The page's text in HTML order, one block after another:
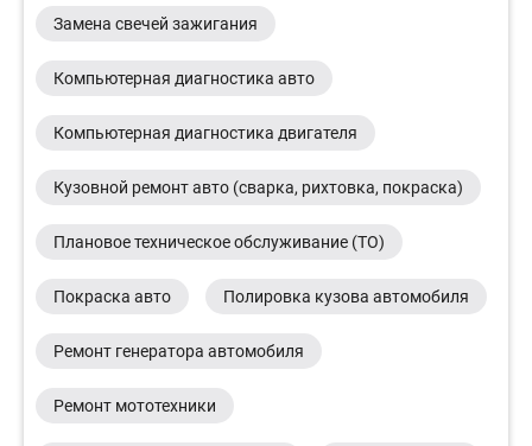
Замена свечей зажигания
Компьютерная диагностика авто
Компьютерная диагностика двигателя
Кузовной ремонт авто (сварка, рихтовка, покраска)
Плановое техническое обслуживание (ТО)
Покраска авто Полировка кузова автомобиля
Ремонт генератора автомобиля
Ремонт мототехники